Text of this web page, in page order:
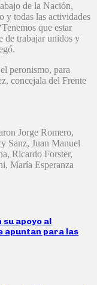
de la Nación,
y todas las actividades
que estar
de trabajar unidos y
peronismo, para
concejala del Frente
Jorge Romero,
Sanz, Juan Manuel
Ricardo Forster,
María Esperanza
apoyo al
apuntan para las